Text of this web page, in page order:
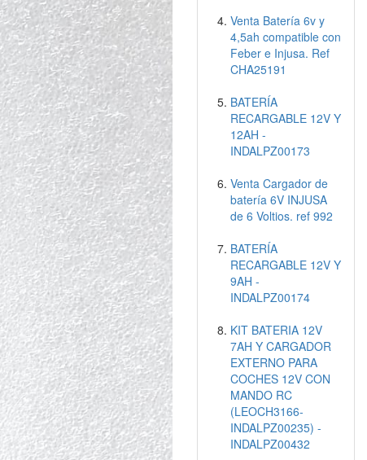
Venta Batería 6v y
4,5ah compatible con
Feber e Injusa. Ref
CHA25191
BATERÍA
RECARGABLE 12V Y
12AH -
INDALPZ00173
Venta Cargador de
batería 6V INJUSA
de 6 Voltios. ref 992
BATERÍA
RECARGABLE 12V Y
9AH -
INDALPZ00174
KIT BATERIA 12V
7AH Y CARGADOR
EXTERNO PARA
COCHES 12V CON
MANDO RC
(LEOCH3166-
INDALPZ00235) -
INDALPZ00432